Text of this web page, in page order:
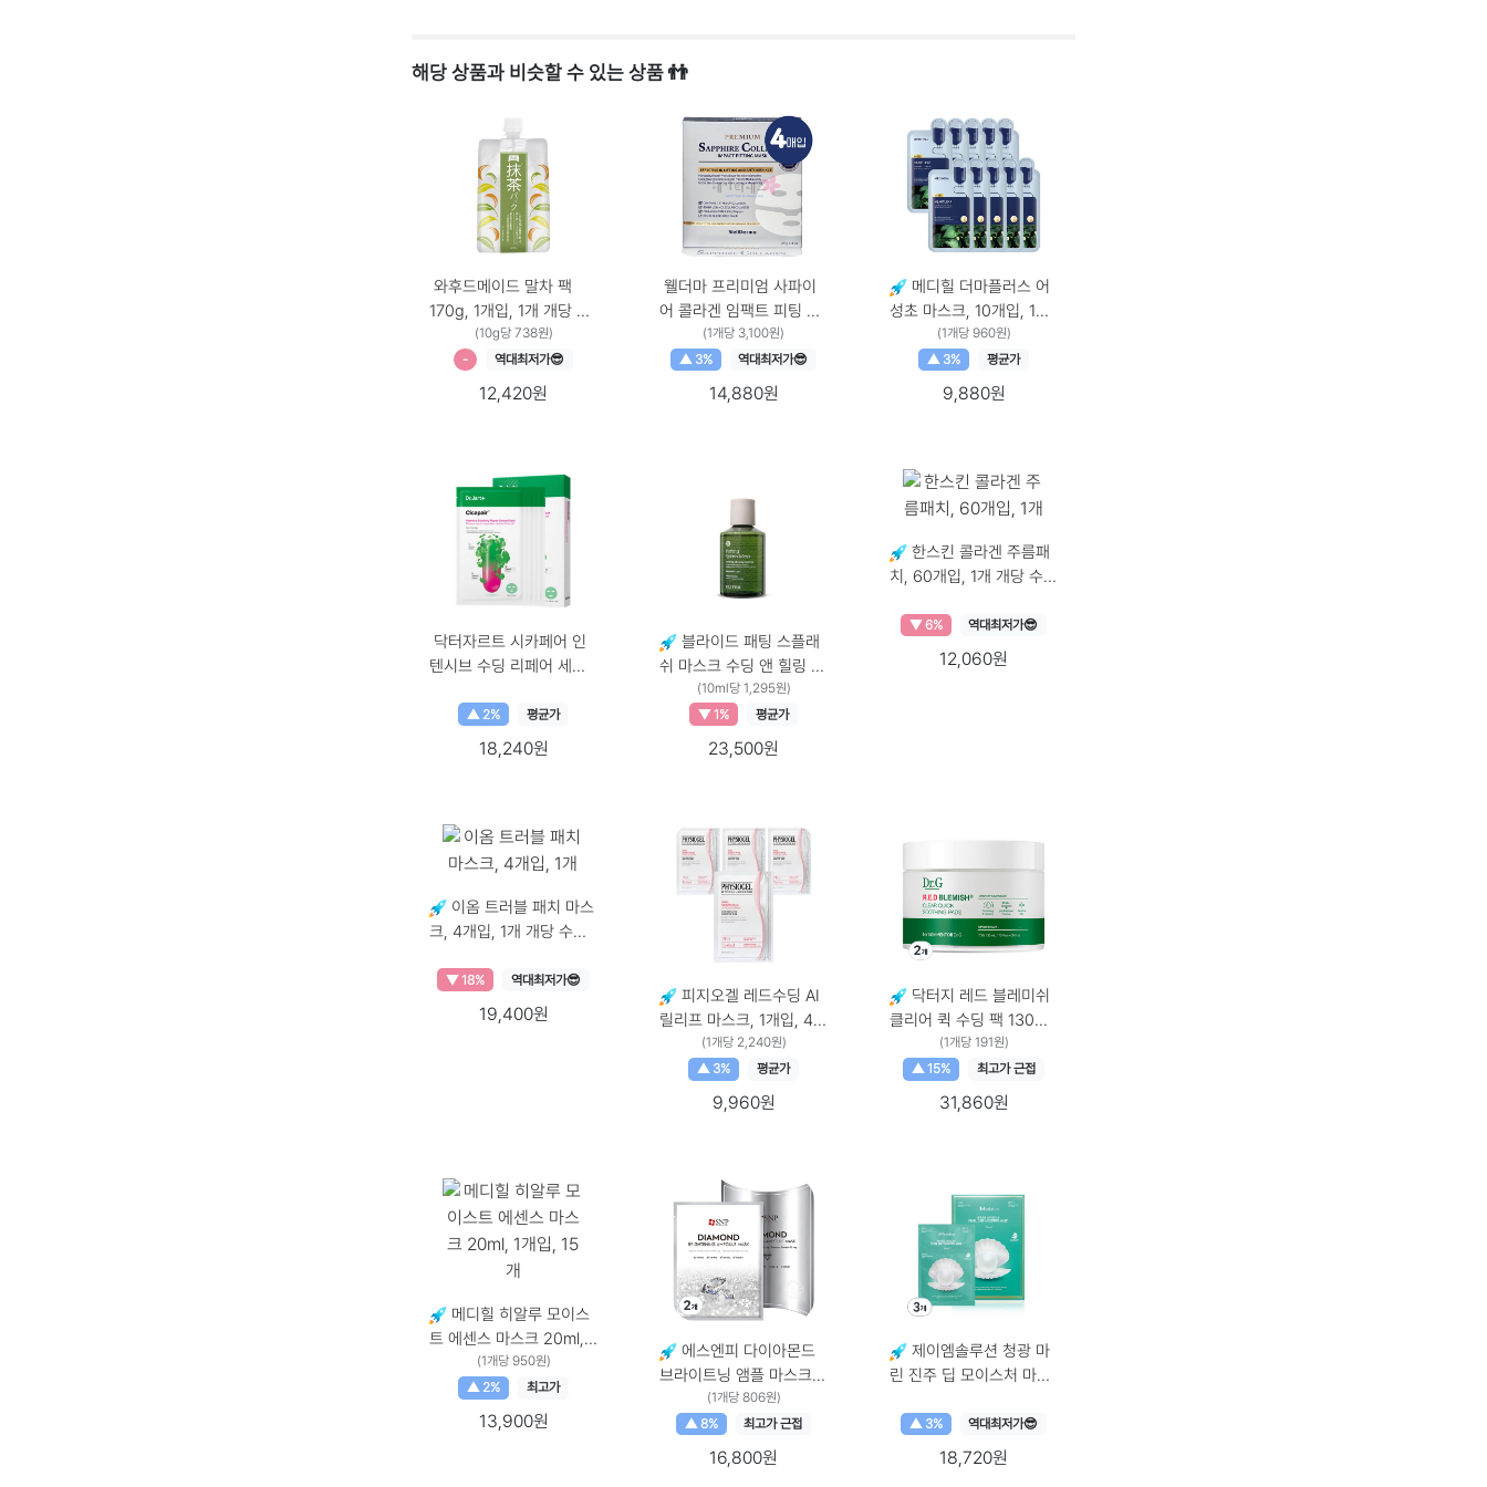
해당 상품과 비슷할 수 있는 상품 👬
와후드메이드 말차 팩
170g, 1개입, 1개 개당 수
량 × 수량, 1개입 × 1개
(10g당 738원)
-
역대최저가😎
12,420원
웰더마 프리미엄 사파이
어 콜라겐 임팩트 피팅 마
스크 25g, 4개입, 1개
(1개당 3,100원)
▲ 3%
역대최저가😎
14,880원
메디힐 더마플러스 어
성초 마스크, 10개입, 1개
10개입 × 1개(1개당 960원)
▲ 3%
평균가
9,880원
닥터자르트 시카페어 인
텐시브 수딩 리페어 세럼
개당 수량 × 수량, 5개입
▲ 2% 평균가
18,240원
블라이드 패팅 스플래
쉬 마스크 수딩 앤 힐링 그
린티, 150ml, 1개 150ml
(10ml당 1,295원)
▼ 1%
평균가
23,500원
한스킨 콜라겐 주름패
치, 60개입, 1개 개당 수량
▼ 6% 역대최저가😎
12,060원
이옴 트러블 패치 마스
크, 4개입, 1개 개당 수량
▼ 18% 역대최저가😎
19,400원
피지오겔 레드수딩 AI
릴리프 마스크, 1개입, 4개
1개입 × 4개(1개당 2,240원)
▲ 3%
평균가
9,960원
닥터지 레드 블레미쉬
클리어 퀵 수딩 팩 130ml,
70개입, 2개 70개입 × 2(1개당 191원)
▲ 15%
최고가 근접
31,860원
메디힐 히알루 모이스
트 에센스 마스크 20ml, 1
개입, 15개 개당 수량 × 수
량, 1개입 × 15개
(1개당 950원)
▲ 2%
최고가
13,900원
에스엔피 다이아몬드
브라이트닝 앰플 마스크,
10개입, 2개 10개입 × 2(1개당 806원)
▲ 8%
최고가 근접
16,800원
제이엠솔루션 청광 마
린 진주 딥 모이스처 마스
입 × 3개, 10개입 × 3개
▲ 3% 역대최저가😎
18,720원